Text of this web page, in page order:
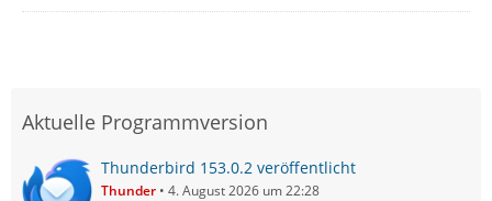
Aktuelle Programmversion
Thunderbird 153.0.2 veröffentlicht
Thunder 4. August 2026 um 22:28